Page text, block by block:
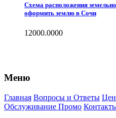
Схема расположения
оформить землю в Сочи
12000.0000
Меню
Главная Вопросы и Ответы
Обслуживание Промо